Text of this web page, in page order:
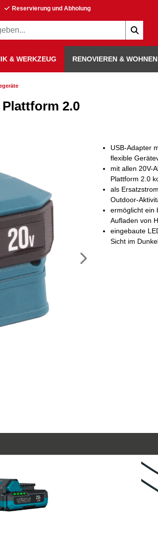
Reservierung und Abholung
& WERKZEUG RENOVIEREN & WOHNEN
2.0
USB-Adapter
flexible
mit allen 20V-
Plattform 2.0
als
Outdoor-
ermöglicht ein
Aufladen von
eingebaute
Sicht im